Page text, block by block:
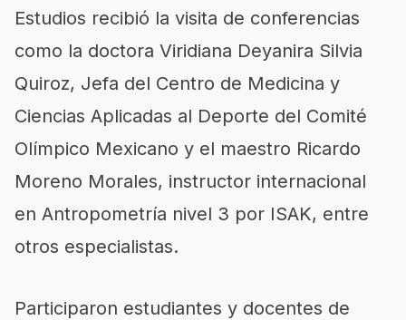
Estudios recibió la visita de conferencias
como la doctora Viridiana Deyanira Silvia
Quiroz, Jefa del Centro de Medicina y
Ciencias Aplicadas al Deporte del Comité
Olímpico Mexicano y el maestro Ricardo
Moreno Morales, instructor internacional
en Antropometría nivel 3 por ISAK, entre
otros especialistas.
Participaron estudiantes y docentes de